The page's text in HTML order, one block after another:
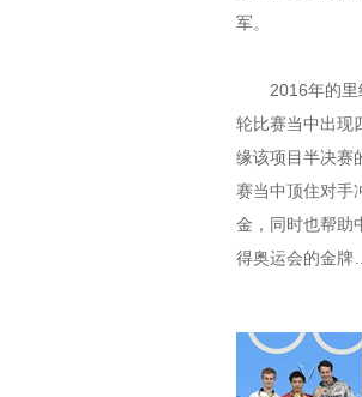
军。
2016年的里约
轮比赛当中出现
缘该项目半决赛
赛当中顶住对手
金，同时也帮助
得奥运会的金